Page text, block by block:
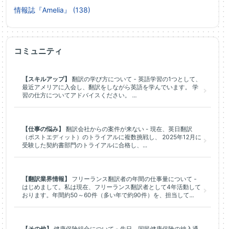
情報誌『Amelia』 (138)
コミュニティ
【スキルアップ】
翻訳の学び方について - 英語学習の1つとして、
最近アメリアに入会し、翻訳をしながら英語を学んでいます。 学
習の仕方についてアドバイスください。 ...
【仕事の悩み】
翻訳会社からの案件が来ない - 現在、英日翻訳
（ポストエディット）のトライアルに複数挑戦し、 2025年12月に
受験した契約書部門のトライアルに合格し、...
【翻訳業界情報】
フリーランス翻訳者の年間の仕事量について -
はじめまして。私は現在、フリーランス翻訳者として4年活動して
おります。年間約50～60件（多い年で約90件）を、担当して...